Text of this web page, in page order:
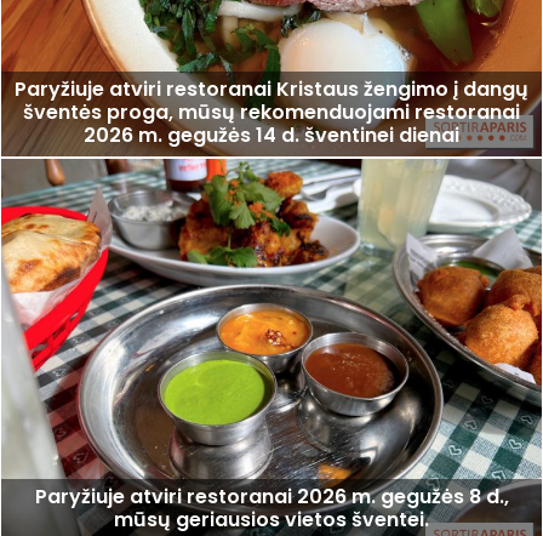
Paryžiuje atviri restoranai Kristaus žengimo į dangų
šventės proga, mūsų rekomenduojami restoranai
2026 m. gegužės 14 d. šventinei dienai
Paryžiuje atviri restoranai 2026 m. gegužės 8 d.,
mūsų geriausios vietos šventei.